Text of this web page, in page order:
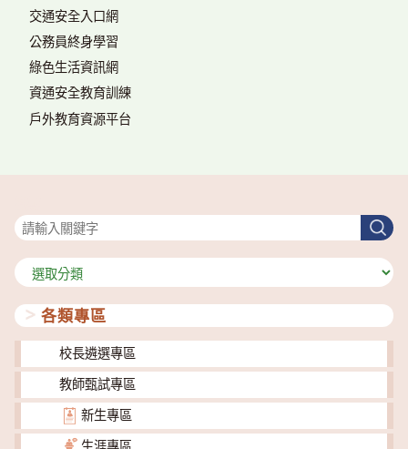
交通安全入口網
公務員終身學習
綠色生活資訊網
資通安全教育訓練
戶外教育資源平台
搜
尋
分
類
各類專區
校長遴選專區
教師甄試專區
新生專區